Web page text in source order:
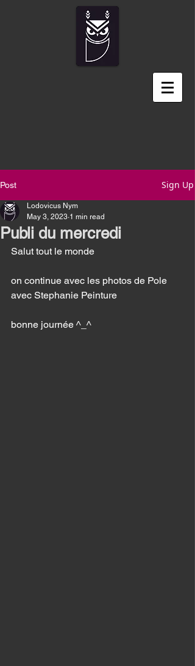
Post Sign Up
Publi du mercredi
Lodovicus Nym
May 3, 2023 1 min read
Salut tout le monde
on continue avec les photos de Pole
avec Stephanie Peinture
bonne journée ^_^